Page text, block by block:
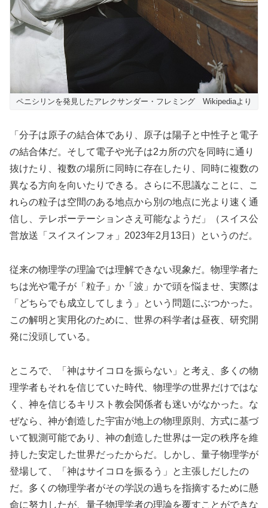
ペニシリンを発見したアレクサンダー・フレミング Wikipediaより
「分子は原子の結合体であり、原子は陽子と中性子と電子
の結合体だ。そして電子や光子は2カ所の穴を同時に通り
抜けたり、複数の場所に同時に存在したり、同時に複数の
異なる方向を向いたりできる。さらに不思議なことに、こ
れらの粒子は空間のある地点から別の地点に光より速く通
信し、テレポーテーションさえ可能なようだ」（スイス公
営放送「スイスインフォ」2023年2月13日）というのだ。
従来の物理学の理論では理解できない現象だ。物理学者た
ちは光や電子が「粒子」か「波」かで頭を悩ませ、実際は
「どちらでも成立してしまう」という問題にぶつかった。
この解明と実用化のために、世界の科学者は昼夜、研究開
発に没頭している。
ところで、「神はサイコロを振らない」と考え、多くの物
理学者もそれを信じていた時代、物理学の世界だけではな
く、神を信じるキリスト教会関係者も迷いがなかった。な
ぜなら、神が創造した宇宙が地上の物理原則、方式に基づ
いて観測可能であり、神の創造した世界は一定の秩序を維
持した安定した世界だったからだ。しかし、量子物理学が
登場して、「神はサイコロを振るう」と主張しだしたの
だ。多くの物理学者がその学説の過ちを指摘するために懸
命に努力したが、量子物理学者の理論を覆すことができな